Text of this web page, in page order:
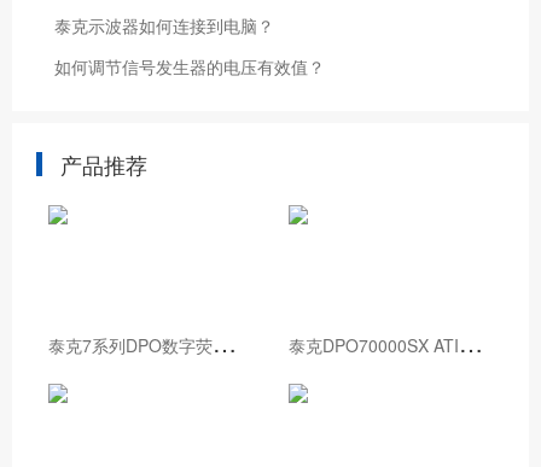
泰克示波器如何连接到电脑？
如何调节信号发生器的电压有效值？
产品推荐
泰
克7系列DPO数字荧光示波器 泰
克DPO70000SX ATI性能示波器